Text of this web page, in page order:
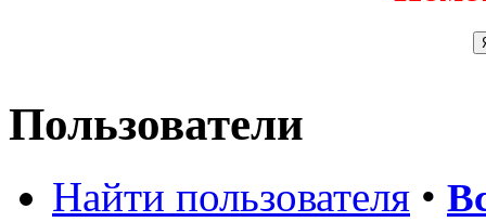
Пользователи
Найти пользователя •